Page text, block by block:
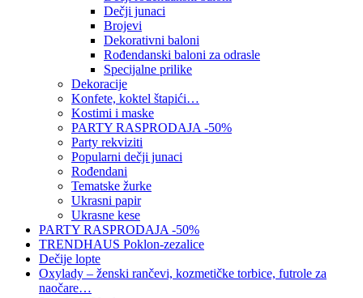
Dečji junaci
Brojevi
Dekorativni baloni
Rođendanski baloni za odrasle
Specijalne prilike
Dekoracije
Konfete, koktel štapići…
Kostimi i maske
PARTY RASPRODAJA -50%
Party rekviziti
Popularni dečji junaci
Rođendani
Tematske žurke
Ukrasni papir
Ukrasne kese
PARTY RASPRODAJA -50%
TRENDHAUS Poklon-zezalice
Dečije lopte
Oxylady – ženski rančevi, kozmetičke torbice, futrole za
naočare…